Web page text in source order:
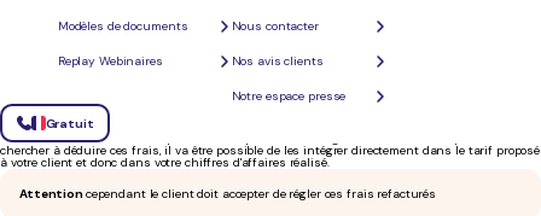
Modèles de documents
Replay Webinaires
Nous contacter
Nos avis clients
Notre espace presse
Gratuit
les frais kilométriques ne peuvent pas être déduits de votre chiffre d'affaires. Mais, comme
professionnels dans son chiffre d'affaires
Face à cette contrainte, il est possible d'adopter une stratégie différente. Plutôt que de
chercher à déduire ces frais, il va être possible de les intégrer directement dans le tarif proposé
à votre client et donc dans votre chiffres d'affaires réalisé.
Attentioncependant le client doit accepter de régler ces frais refacturés